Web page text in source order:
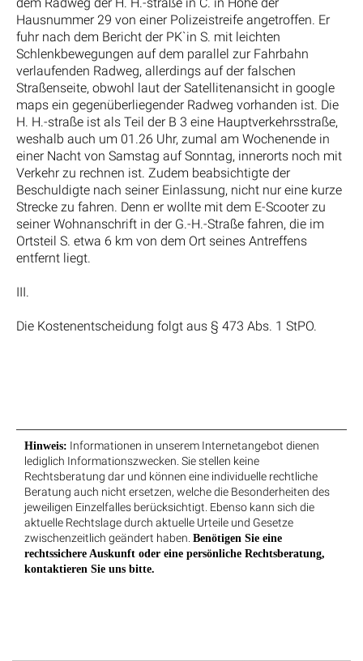
dem Radweg der H. H.-straße in C. in Höhe der
Hausnummer 29 von einer Polizeistreife angetroffen. Er
fuhr nach dem Bericht der PK`in S. mit leichten
Schlenkbewegungen auf dem parallel zur Fahrbahn
verlaufenden Radweg, allerdings auf der falschen
Straßenseite, obwohl laut der Satellitenansicht in google
maps ein gegenüberliegender Radweg vorhanden ist. Die
H. H.-straße ist als Teil der B 3 eine Hauptverkehrsstraße,
weshalb auch um 01.26 Uhr, zumal am Wochenende in
einer Nacht von Samstag auf Sonntag, innerorts noch mit
Verkehr zu rechnen ist. Zudem beabsichtigte der
Beschuldigte nach seiner Einlassung, nicht nur eine kurze
Strecke zu fahren. Denn er wollte mit dem E-Scooter zu
seiner Wohnanschrift in der G.-H.-Straße fahren, die im
Ortsteil S. etwa 6 km von dem Ort seines Antreffens
entfernt liegt.
III.
Die Kostenentscheidung folgt aus § 473 Abs. 1 StPO.
Hinweis: Informationen in unserem Internetangebot dienen
lediglich Informationszwecken. Sie stellen keine
Rechtsberatung dar und können eine individuelle rechtliche
Beratung auch nicht ersetzen, welche die Besonderheiten des
jeweiligen Einzelfalles berücksichtigt. Ebenso kann sich die
aktuelle Rechtslage durch aktuelle Urteile und Gesetze
zwischenzeitlich geändert haben. Benötigen Sie eine
rechtssichere Auskunft oder eine persönliche Rechtsberatung,
kontaktieren Sie uns bitte.